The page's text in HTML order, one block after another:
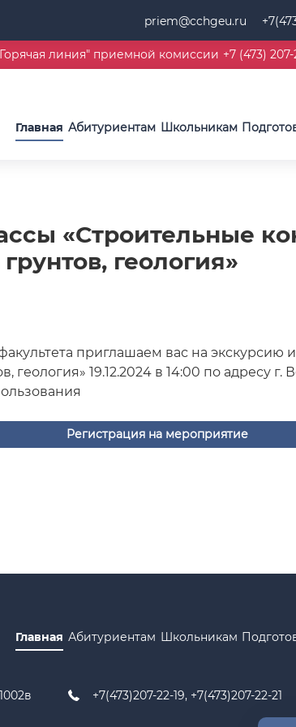
priem@cchgeu.ru
линия" приемной комиссии +7 (473)
Главная Абитуриентам Школьникам
«Строительные
геология»
приглашаем вас на
19.12.2024 в 14:00 по адресу
Регистрация на мероприятие
Главная Абитуриентам Школьникам
+7(473)207-22-19, +7(473)207-22-21